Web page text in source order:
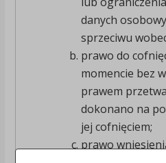
danych
sprzeciwu
prawo do
momencie bez
prawem
dokonano na
jej cofnięciem;
prawo